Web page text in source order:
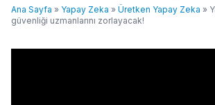
Ana Sayfa » Yapay Zeka » Üretken Yapay Zeka »
güvenliği uzmanlarını zorlayacak!